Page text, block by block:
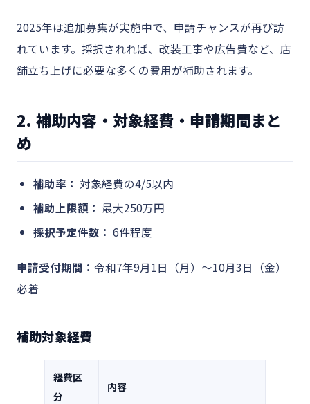
2025年は追加募集が実施中で、申請チャンスが再び訪
れています。採択されれば、改装工事や広告費など、店
舗立ち上げに必要な多くの費用が補助されます。
2. 補助内容・対象経費・申請期間まと
め
補助率： 対象経費の4/5以内
補助上限額： 最大250万円
採択予定件数： 6件程度
申請受付期間： 令和7年9月1日（月）～10月3日（金）
必着
補助対象経費
経費区
分
内容